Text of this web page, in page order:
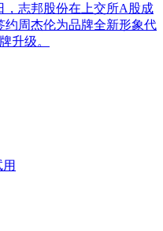
，志邦股份在上交所A股成
约周杰伦为品牌全新形象代
升级。